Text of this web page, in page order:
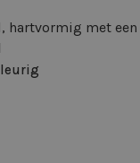
hartvormig met